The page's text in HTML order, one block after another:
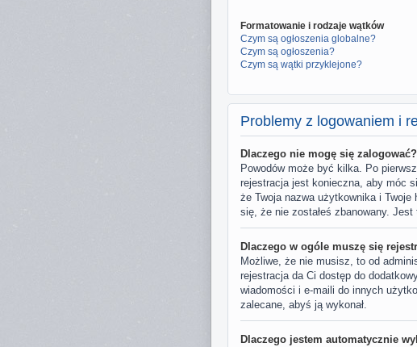
Formatowanie i rodzaje wątków
Czym są ogłoszenia globalne?
Czym są ogłoszenia?
Czym są wątki przyklejone?
Problemy z logowaniem i
Dlaczego nie mogę się zalogować?
Powodów może być kilka. Po
rejestracja jest konieczna, aby móc
że Twoja nazwa użytkownika i Twoje
się, że nie zostałeś zbanowany.
Dlaczego w ogóle muszę się
Możliwe, że nie musisz, to od
rejestracja da Ci dostęp do
wiadomości i e-maili do innych
zalecane, abyś ją wykonał.
Dlaczego jestem automatycznie